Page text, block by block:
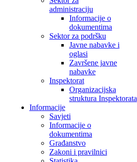
administraciju
Informacije o
dokumentima
Sektor za podršku
Javne nabavke i
oglasi
Završene javne
nabavke
Inspektorat
Organizacijska
struktura Inspektorata
Informacije
Savjeti
Informacije o
dokumentima
Građanstvo
Zakoni i pravilnici